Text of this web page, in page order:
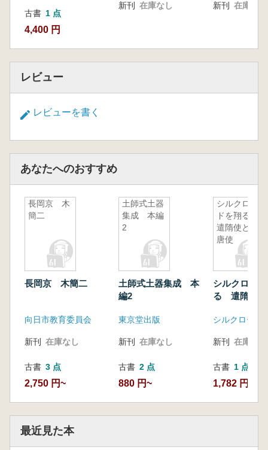
古書 1 点
4,400 円
新刊 在庫なし 新刊 在庫なし
レビュー
レビューを書く
あなたへのおすすめ
長岡京 木
簡二
長岡京 木簡二
向日市教育委員会
新刊 在庫なし
古書 3 点
2,750 円~
土師式土器
集成 本編
2
土師式土器集成 本
編2
東京堂出版
新刊 在庫なし
古書 2 点
880 円~
シルクロー
ドを翔る
遣隋使と遣
唐使
シルクロー
る 遣隋使と
新刊 在庫なし
古書 1 点
1,782 円
最近見た本